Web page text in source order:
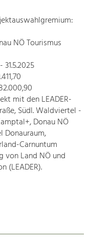
NÖ Tourismus
31.5.2025
mit den LEADER-
Südl. Waldviertel -
Donau NÖ
Carnuntum
von Land NÖ und
(LEADER).